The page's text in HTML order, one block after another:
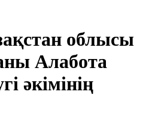
облысы
Алабота
әкімінің